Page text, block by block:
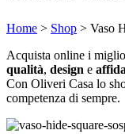
Home > Shop > Vaso
Acquista online i
qualità, design e
Con Oliveri Casa lo
competenza di sempre.